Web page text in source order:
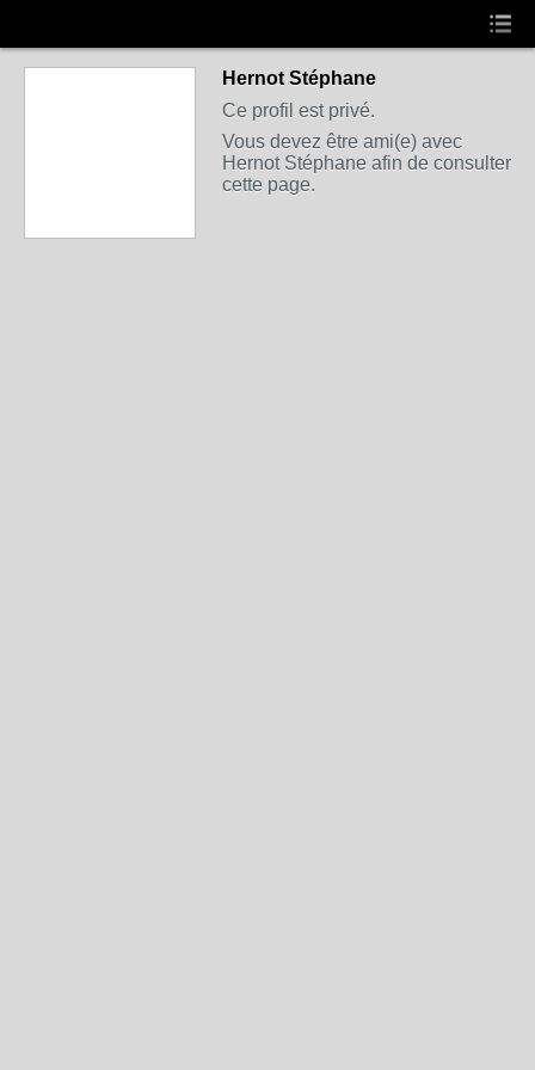
Hernot Stéphane
Ce profil est privé.
Vous devez être ami(e) avec
Hernot Stéphane afin de consulter
cette page.